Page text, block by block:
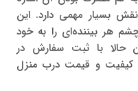
بسیار مهمی دارد. این
هر بیننده‌ای را به خود
حالا با ثبت سفارش در
کیفیت و قیمت درب منزل